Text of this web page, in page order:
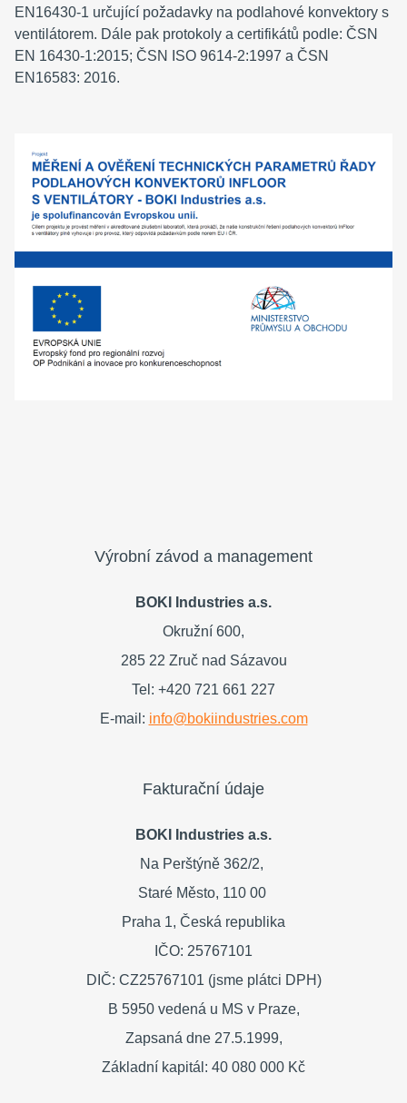
EN16430-1 určující požadavky na podlahové konvektory s
ventilátorem. Dále pak protokoly a certifikátů podle: ČSN
EN 16430-1:2015; ČSN ISO 9614-2:1997 a ČSN
EN16583: 2016.
Výrobní závod a management
BOKI Industries a.s.
Okružní 600,
285 22 Zruč nad Sázavou
Tel: +420 721 661 227
E-mail: info@bokiindustries.com
Fakturační údaje
BOKI Industries a.s.
Na Perštýně 362/2,
Staré Město, 110 00
Praha 1, Česká republika
IČO: 25767101
DIČ: CZ25767101 (jsme plátci DPH)
B 5950 vedená u MS v Praze,
Zapsaná dne 27.5.1999,
Základní kapitál: 40 080 000 Kč